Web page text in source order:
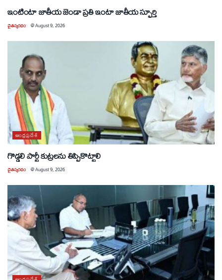
ఇంటింటా జాతీయ జెండా ప్రతి ఇంటా జాతీయ స్ఫూర్తి
చైతన్యరధం @August 9, 2026
ఆంధ్రప్రదేశ్
గొడ్డలి పార్టీ కుట్రలను తిప్పికొట్టాలి
చైతన్యరధం @August 9, 2026